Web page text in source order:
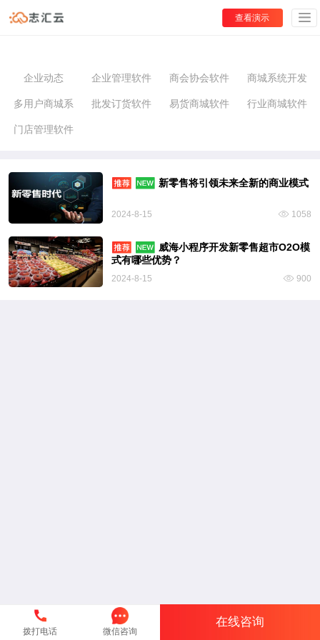
查看演示
企业动态 企业管理软件 商会协会软件 商城系统开发
多用户商城系
统
批发订货软件 易货商城软件 行业商城软件
门店管理软件
新零售将引领未来全新的商业模式
1058
2024-8-15
威海小程序开发新零售超市O2O模
式有哪些优势？
900
2024-8-15
拨打电话 微信咨询
在线咨询